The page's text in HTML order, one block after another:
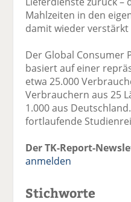
Mahlzeiten in den
damit wieder verstärkt
Der Global Consumer
basiert auf einer
etwa 25.000
Verbrauchern aus 25
1.000 aus
fortlaufende
Der TK-Report-
anmelden
Stichworte